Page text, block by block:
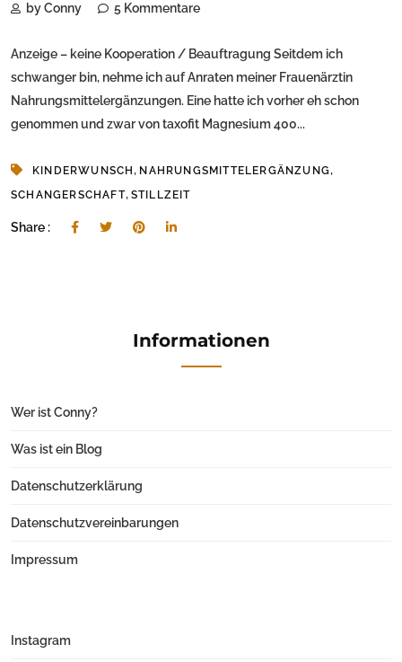
by Conny 5 Kommentare
Anzeige – keine Kooperation / Beauftragung Seitdem ich
schwanger bin, nehme ich auf Anraten meiner Frauenärztin
Nahrungsmittelergänzungen. Eine hatte ich vorher eh schon
genommen und zwar von taxofit Magnesium 400...
KINDERWUNSCH, NAHRUNGSMITTELERGÄNZUNG,
SCHANGERSCHAFT, STILLZEIT
Share :
Informationen
Wer ist Conny?
Was ist ein Blog
Datenschutzerklärung
Datenschutzvereinbarungen
Impressum
Instagram